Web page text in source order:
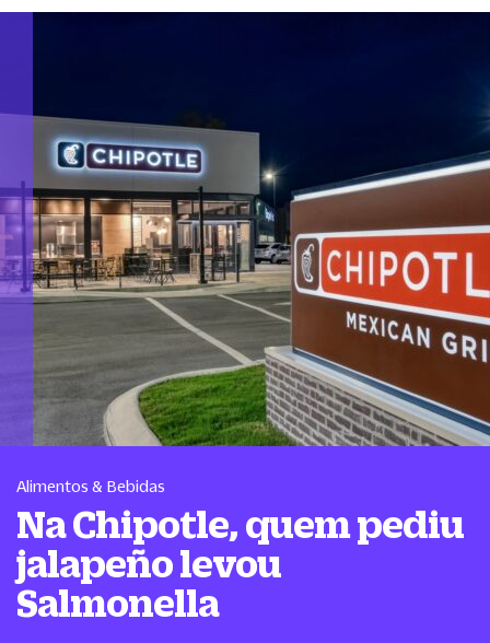
Alimentos & Bebidas
Na Chipotle, quem pediu
jalapeño levou
Salmonella